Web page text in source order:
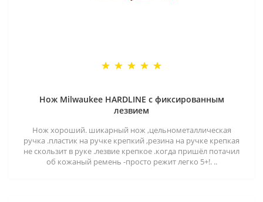
Нож Milwaukee HARDLINE с фиксированным
лезвием
Нож хороший. шикарный нож ,цельнометаллическая
ручка .пластик на ручке крепкий ,резина на ручке крепкая
не скользит в руке .лезвие крепкое .когда пришёл потачил
об кожаный ремень -просто режит легко 5+!. ..